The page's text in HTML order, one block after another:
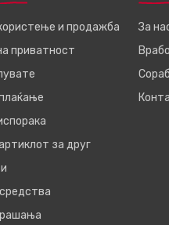
и продажба
приватност
за друг
За